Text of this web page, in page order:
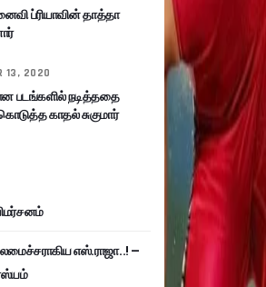
ப்ரியாவின் தாத்தா
13, 2020
படங்களில் நடித்ததை
காதல் சுகுமார்
எஸ்.ராஜா..! –